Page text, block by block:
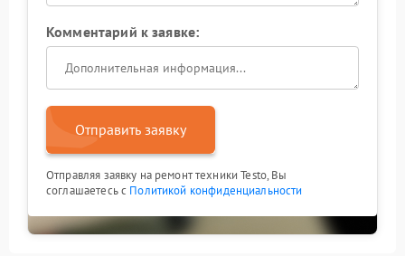
Комментарий к заявке:
Отправить заявку
Отправляя заявку на ремонт техники Testo, Вы
соглашаетесь с Политикой конфиденциальности